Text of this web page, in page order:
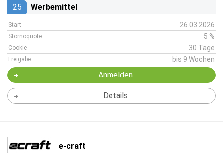
25 Werbemittel
Start 26.03.2026
Stornoquote 5 %
Cookie 30 Tage
Freigabe bis 9 Wochen
Anmelden
Details
e-craft